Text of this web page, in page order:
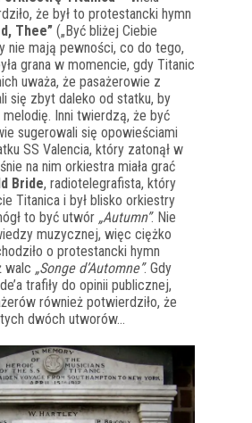
że był to protestancki hymn
Thee” („Być bliżej Ciebie
nie mają pewności, co do tego,
grana w momencie, gdy Titanic
uważa, że pasażerowie z
się zbyt daleko od statku, by
melodię. Inni twierdzą, że być
sugerowali się opowieściami
SS Valencia, który zatonął w
na nim orkiestra miała grać
Bride, radiotelegrafista, który
Titanica i był blisko orkiestry
to być utwór „Autumn”. Nie
muzycznej, więc ciężko
o protestancki hymn
„Songe d’Automne”. Gdy
trafiły do opinii publicznej,
również potwierdziło, że
dwóch utworów…